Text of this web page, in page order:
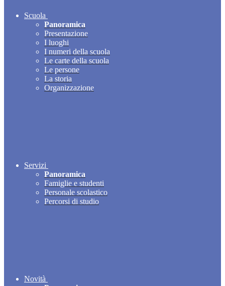
Scuola
Panoramica
Presentazione
I luoghi
I numeri della scuola
Le carte della scuola
Le persone
La storia
Organizzazione
Servizi
Panoramica
Famiglie e studenti
Personale scolastico
Percorsi di studio
Novità